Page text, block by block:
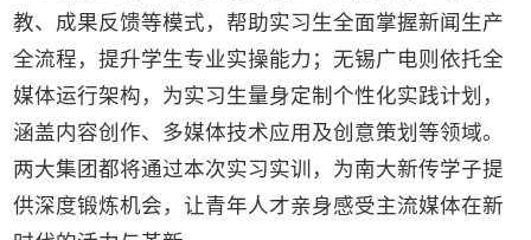
教、成果反馈等模式，帮助实习生全面掌握新闻生产
全流程，提升学生专业实操能力；无锡广电则依托全
媒体运行架构，为实习生量身定制个性化实践计划，
涵盖内容创作、多媒体技术应用及创意策划等领域。
两大集团都将通过本次实习实训，为南大新传学子提
供深度锻炼机会，让青年人才亲身感受主流媒体在新